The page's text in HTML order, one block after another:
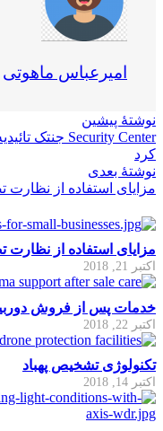
امیرعباس ماهوتی
نوشتهٔ پیشین
کرد
نوشتهٔ بعدی
مزایای استفاده از
مزایای استفاده از
اکتبر 21, 2018
خدمات پس از فروش
اکتبر 22, 2018
تکنولوژی تشخیص پهباد
اکتبر 14, 2018